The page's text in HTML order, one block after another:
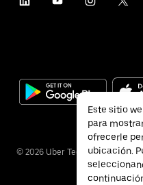
© 2026 Uber Technologies Inc.
Este sitio
para
ofrecerle
ubicación.